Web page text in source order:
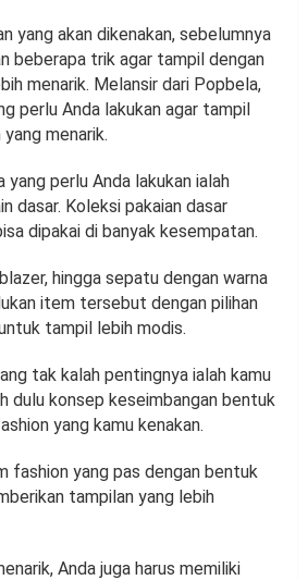
yang akan dikenakan, sebelumnya
beberapa trik agar tampil dengan
menarik. Melansir dari Popbela,
perlu Anda lakukan agar tampil
menarik.
yang perlu Anda lakukan ialah
dasar. Koleksi pakaian dasar
dipakai di banyak kesempatan.
hingga sepatu dengan warna
item tersebut dengan pilihan
tampil lebih modis.
tak kalah pentingnya ialah kamu
dulu konsep keseimbangan bentuk
yang kamu kenakan.
fashion yang pas dengan bentuk
tampilan yang lebih
Anda juga harus memiliki